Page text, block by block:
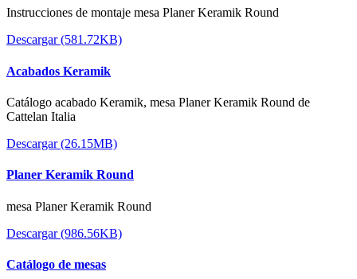
Instrucciones de montaje mesa Planer Keramik Round
Descargar (581.72KB)
Acabados Keramik
Catálogo acabado Keramik, mesa Planer Keramik Round de
Cattelan Italia
Descargar (26.15MB)
Planer Keramik Round
mesa Planer Keramik Round
Descargar (986.56KB)
Catálogo de mesas